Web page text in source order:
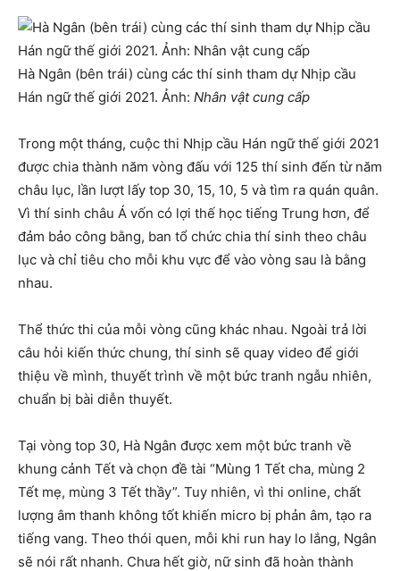
Hà Ngân (bên trái) cùng các thí sinh tham dự Nhịp cầu
Hán ngữ thế giới 2021. Ảnh: Nhân vật cung cấp
Trong một tháng, cuộc thi Nhịp cầu Hán ngữ thế giới 2021
được chia thành năm vòng đấu với 125 thí sinh đến từ năm
châu lục, lần lượt lấy top 30, 15, 10, 5 và tìm ra quán quân.
Vì thí sinh châu Á vốn có lợi thế học tiếng Trung hơn, để
đảm bảo công bằng, ban tổ chức chia thí sinh theo châu
lục và chỉ tiêu cho mỗi khu vực để vào vòng sau là bằng
nhau.
Thể thức thi của mỗi vòng cũng khác nhau. Ngoài trả lời
câu hỏi kiến thức chung, thí sinh sẽ quay video để giới
thiệu về mình, thuyết trình về một bức tranh ngẫu nhiên,
chuẩn bị bài diễn thuyết.
Tại vòng top 30, Hà Ngân được xem một bức tranh về
khung cảnh Tết và chọn đề tài “Mùng 1 Tết cha, mùng 2
Tết mẹ, mùng 3 Tết thầy”. Tuy nhiên, vì thi online, chất
lượng âm thanh không tốt khiến micro bị phản âm, tạo ra
tiếng vang. Theo thói quen, mỗi khi run hay lo lắng, Ngân
sẽ nói rất nhanh. Chưa hết giờ, nữ sinh đã hoàn thành